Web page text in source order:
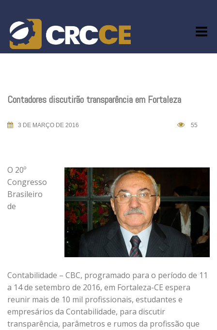
content
Contadores discutirão transparência em Fortaleza
3 DE MARÇO DE 2016 55
O 20º
Congresso
Brasileiro
de
Contabilidade – CBC, programado para o período de 11
a 14 de setembro de 2016, em Fortaleza-CE espera
reunir mais de 10 mil profissionais, estudantes e
empresários da Contabilidade, para discutir
transparência, parâmetros e rumos da profissão que